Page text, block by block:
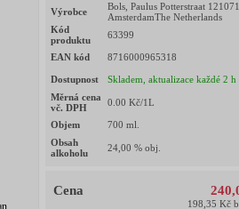
Výrobce
Bols, Paulus Potterstraat
AmsterdamThe Netherlands
Kód
produktu
63399
EAN kód 8716000965318
Dostupnost
Skladem, aktualizace každé 2 h
Měrná cena
vč. DPH
0.00 Kč/1L
Objem 700 ml.
Obsah
alkoholu
24,00 % obj.
Cena
198,35 Kč